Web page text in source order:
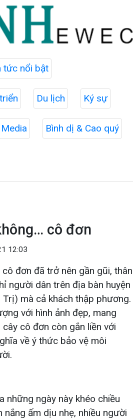
tức nổi bật
Du lịch Ký sự
Media Bình dị & Cao quý
cô đơn
12:03
đơn đã trở nên gần gũi, thân
người dân trên địa bàn huyện
mà cả khách thập phương.
với hình ảnh đẹp, mang
cô đơn còn gắn liền với
về ý thức bảo vệ môi
những ngày này khéo chiều
nắng ấm dịu nhẹ, nhiều người